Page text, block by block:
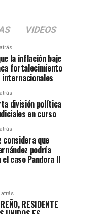
VIDEOS
la inflación baje
fortalecimiento
división política
en curso
que
podría
caso Pandora II
RESIDENTE